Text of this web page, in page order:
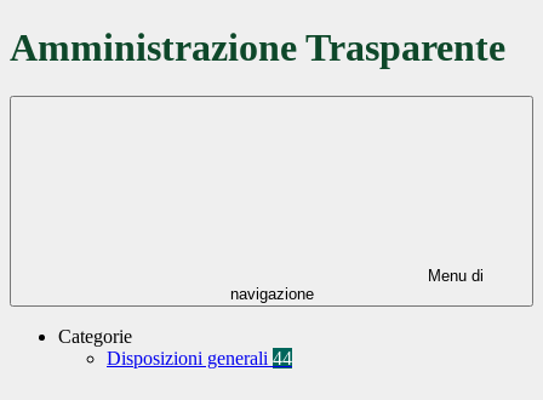
Amministrazione Trasparente
Menu di
navigazione
Categorie
Disposizioni generali 44